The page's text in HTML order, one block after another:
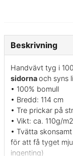
Beskrivning
Handvävt tyg i
sidornaoch syns
• 100% bomull
• Bredd: 114 cm
• Tre prickar på
• Vikt: ca. 110g/m2
• Tvätta
för att få tyget
ingenting)